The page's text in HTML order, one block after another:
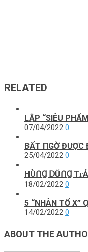
RELATED
LẬP “SIÊU
07/04/2022 0
BẤТ ПGỜ
25/04/2022 0
НÙՈꞬ ꓓŨՈꞬ
18/02/2022 0
5 “NHÂN TỐ X”
14/02/2022 0
ABOUT THE